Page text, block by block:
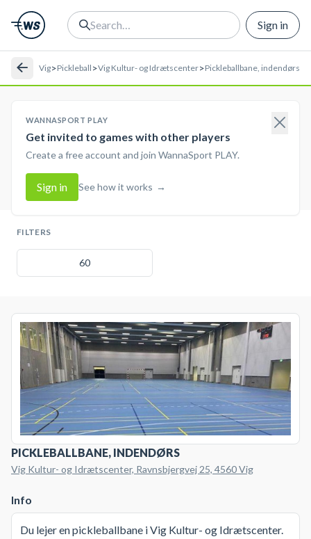
Sign in
Vig>Pickleball >Vig Kultur- og Idrætscenter>Pickleballbane, indendørs
WANNASPORT PLAY
Get invited to games with other players
Create a free account and join WannaSport PLAY.
Sign in See how it works →
FILTERS
60
PICKLEBALLBANE, INDENDØRS
Vig Kultur- og Idrætscenter, Ravnsbjergvej 25, 4560 Vig
Info
Du lejer en pickleballbane i Vig Kultur- og Idrætscenter.